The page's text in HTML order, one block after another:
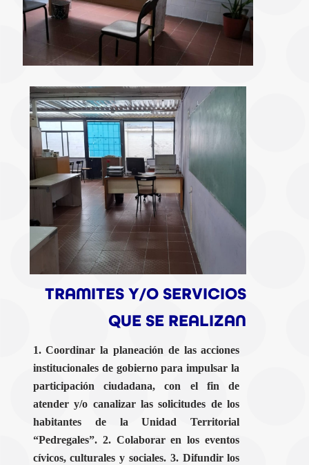
TRAMITES Y/O SERVICIOS
QUE SE REALIZAN
1. Coordinar la planeación de las acciones
institucionales de gobierno para impulsar la
participación ciudadana, con el fin de
atender y/o canalizar las solicitudes de los
habitantes de la Unidad Territorial
“Pedregales”. 2. Colaborar en los eventos
cívicos, culturales y sociales. 3. Difundir los